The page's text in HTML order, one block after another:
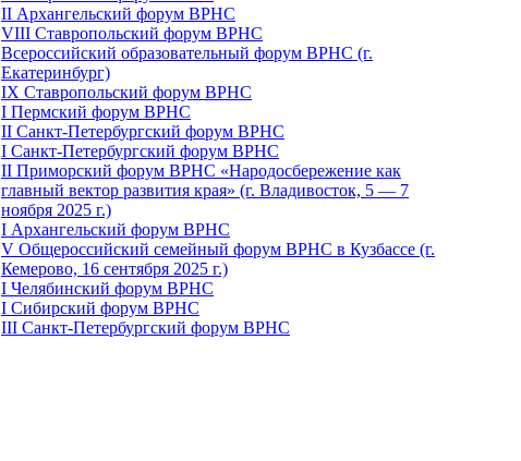
II Архангельский форум ВРНС
VIII Ставропольский форум ВРНС
Всероссийский образовательный форум ВРНС (г.
Екатеринбург)
IX Ставропольский форум ВРНС
I Пермский форум ВРНС
II Санкт-Петербургский форум ВРНС
I Санкт-Петербургский форум ВРНС
II Приморский форум ВРНС «Народосбережение как
главный вектор развития края» (г. Владивосток, 5 — 7
ноября 2025 г.)
I Архангельский форум ВРНС
V Общероссийский семейный форум ВРНС в Кузбассе (г.
Кемерово, 16 сентября 2025 г.)
I Челябинский форум ВРНС
I Сибирский форум ВРНС
III Санкт-Петербургский форум ВРНС